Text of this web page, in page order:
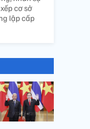
cơ sở
lập cấp